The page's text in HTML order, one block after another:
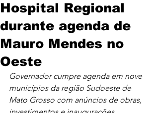
Hospital Regional
durante agenda de
Mauro Mendes no
Oeste
Governador cumpre agenda em nove
municípios da região Sudoeste de
Mato Grosso com anúncios de obras,